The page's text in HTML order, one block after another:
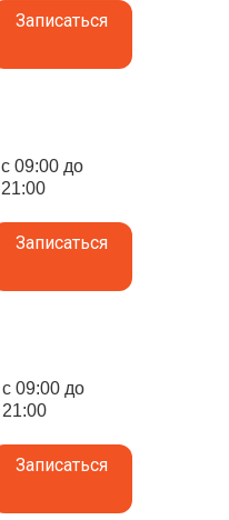
Записаться
с 09:00 до
21:00
Записаться
с 09:00 до
21:00
Записаться